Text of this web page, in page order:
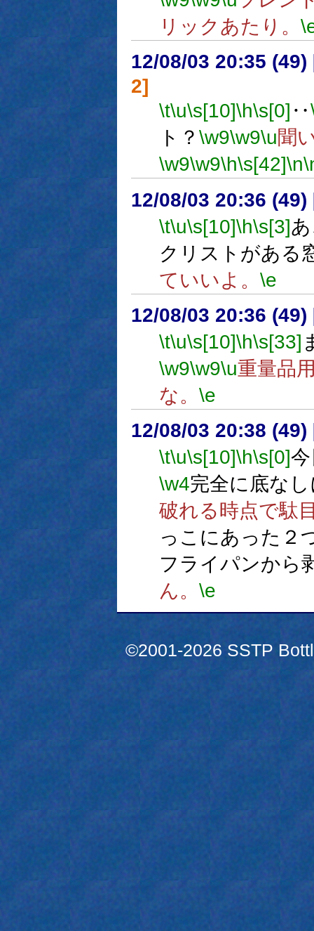
リックあたり。
12/08/03 20:35 (49)
2]
\t\u\s[10]\h\s[0] ‥
ト？ \w9\w9\u聞
\w9\w9\h\s[42]\n
12/08/03 20:36 (49)
\t\u\s[10]\h\s[3]
クリストがある
ていいよ。 \e
12/08/03 20:36 (49)
\t\u\s[10]\h\s[33]
\w9\w9\u重量品
な。 \e
12/08/03 20:38 (49)
\t\u\s[10]\h\s[0]
\w4完全に底な
破れる時点で駄
っこにあった２
フライパンから
ん。 \e
©2001-2026 SSTP